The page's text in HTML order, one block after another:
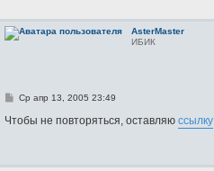
AsterMaster
ИБИК
С
о
Ср апр 13, 2005 23:49
Чтобы не повторяться, оставляю ссылку